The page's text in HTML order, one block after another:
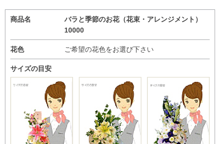
商品名
バラと季節のお花（花束・アレンジメント）
10000
花色 ご希望の花色をお選び下さい
サイズの目安